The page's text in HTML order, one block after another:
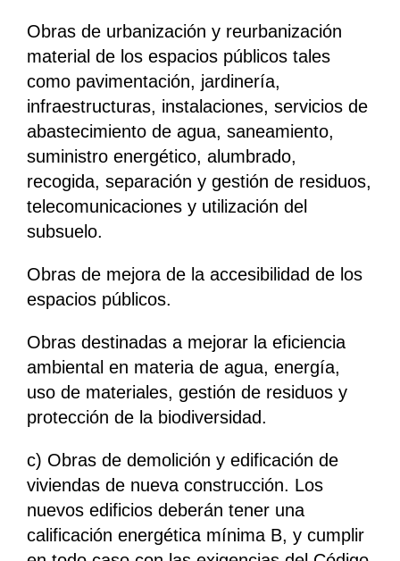
Obras de urbanización y reurbanización
material de los espacios públicos tales
como pavimentación, jardinería,
infraestructuras, instalaciones, servicios de
abastecimiento de agua, saneamiento,
suministro energético, alumbrado,
recogida, separación y gestión de residuos,
telecomunicaciones y utilización del
subsuelo.
Obras de mejora de la accesibilidad de los
espacios públicos.
Obras destinadas a mejorar la eficiencia
ambiental en materia de agua, energía,
uso de materiales, gestión de residuos y
protección de la biodiversidad.
c) Obras de demolición y edificación de
viviendas de nueva construcción. Los
nuevos edificios deberán tener una
calificación energética mínima B, y cumplir